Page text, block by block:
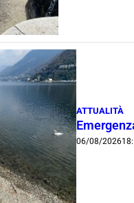
ATTUALITÀ
06/08/2026